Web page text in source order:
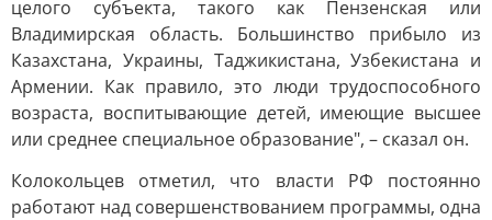
целого субъекта, такого как Пензенская или
Владимирская область. Большинство прибыло из
Казахстана, Украины, Таджикистана, Узбекистана и
Армении. Как правило, это люди трудоспособного
возраста, воспитывающие детей, имеющие высшее
или среднее специальное образование", – сказал он.
Колокольцев отметил, что власти РФ постоянно
работают над совершенствованием программы, одна